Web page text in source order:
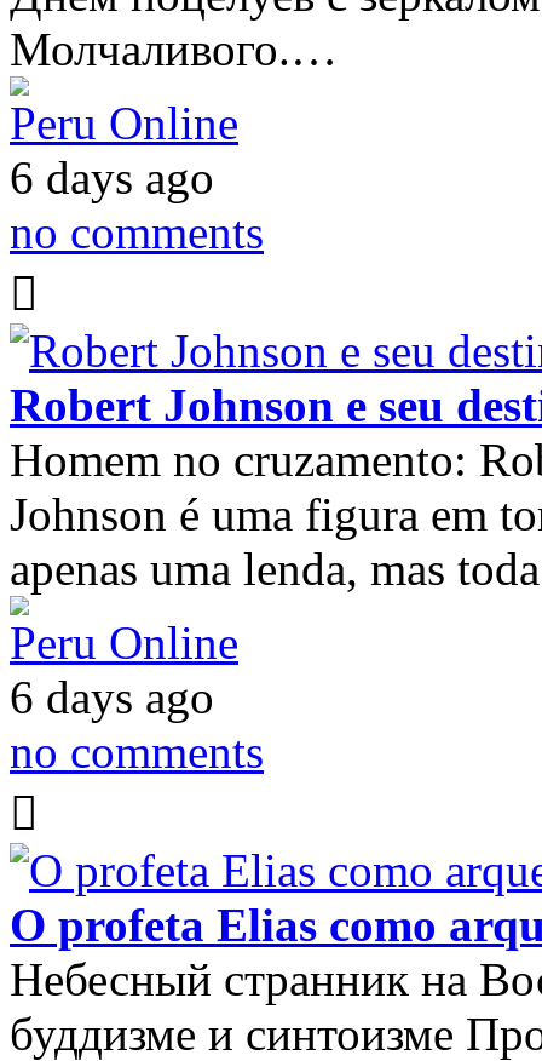
Молчаливого.…
Peru Online
6 days ago
no comments
Robert Johnson e seu
Homem no cruzamento:
Johnson é uma figura em
apenas uma lenda, mas
Peru Online
6 days ago
no comments
O profeta Elias como
Небесный странник на
буддизме и синтоизме